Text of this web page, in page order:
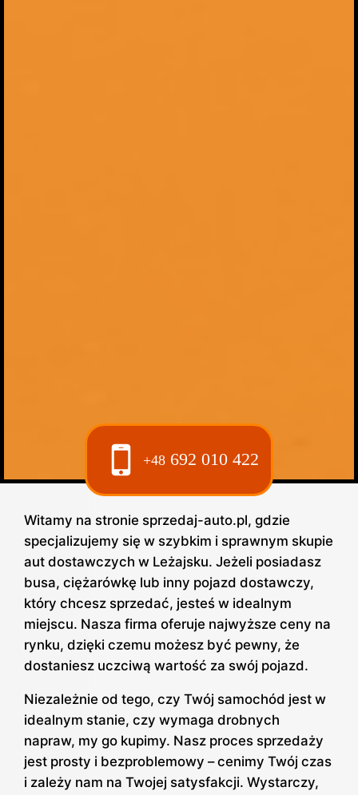
+48 692 010 422
Witamy na stronie sprzedaj-auto.pl, gdzie
specjalizujemy się w szybkim i sprawnym skupie
aut dostawczych w Leżajsku. Jeżeli posiadasz
busa, ciężarówkę lub inny pojazd dostawczy,
który chcesz sprzedać, jesteś w idealnym
miejscu. Nasza firma oferuje najwyższe ceny na
rynku, dzięki czemu możesz być pewny, że
dostaniesz uczciwą wartość za swój pojazd.
Niezależnie od tego, czy Twój samochód jest w
idealnym stanie, czy wymaga drobnych
napraw, my go kupimy. Nasz proces sprzedaży
jest prosty i bezproblemowy – cenimy Twój czas
i zależy nam na Twojej satysfakcji. Wystarczy,